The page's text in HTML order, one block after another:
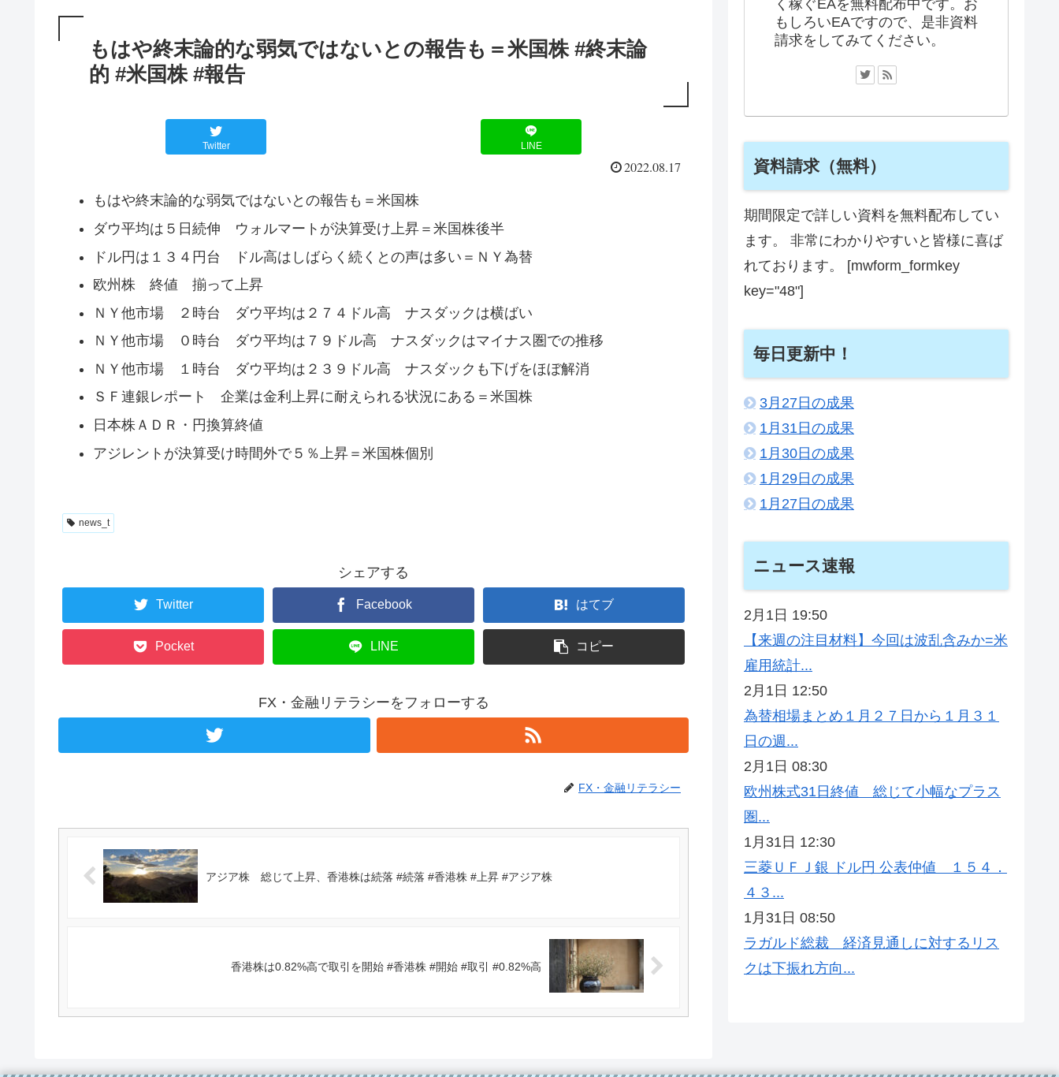
もはや終末論的な弱気ではないとの報告も＝米国株 #終末論
的 #米国株 #報告
Twitter LINE
2022.08.17
もはや終末論的な弱気ではないとの報告も＝米国株
ダウ平均は５日続伸 ウォルマートが決算受け上昇＝米国株後半
ドル円は１３４円台 ドル高はしばらく続くとの声は多い＝ＮＹ為替
欧州株 終値 揃って上昇
ＮＹ他市場 ２時台 ダウ平均は２７４ドル高 ナスダックは横ばい
ＮＹ他市場 ０時台 ダウ平均は７９ドル高 ナスダックはマイナス圏での推移
ＮＹ他市場 １時台 ダウ平均は２３９ドル高 ナスダックも下げをほぼ解消
ＳＦ連銀レポート 企業は金利上昇に耐えられる状況にある＝米国株
日本株ＡＤＲ・円換算終値
アジレントが決算受け時間外で５％上昇＝米国株個別
news_t
シェアする
Twitter Facebook はてブ
Pocket LINE コピー
FX・金融リテラシーをフォローする
FX・金融リテラシー
アジア株 総じて上昇、香港株は続落 #続落 #香港株 #上昇 #アジア株
香港株は0.82%高で取引を開始 #香港株 #開始 #取引 #0.82%高
く稼ぐEAを無料配布中です。お
もしろいEAですので、是非資料
請求をしてみてください。
資料請求（無料）
期間限定で詳しい資料を無料配布してい
ます。 非常にわかりやすいと皆様に喜ば
れております。 [mwform_formkey
key="48"]
毎日更新中！
3月27日の成果
1月31日の成果
1月30日の成果
1月29日の成果
1月27日の成果
ニュース速報
2月1日 19:50
【来週の注目材料】今回は波乱含みか=米
雇用統計...
2月1日 12:50
為替相場まとめ１月２７日から１月３１
日の週...
2月1日 08:30
欧州株式31日終値 総じて小幅なプラス
圏...
1月31日 12:30
三菱ＵＦＪ銀 ドル円 公表仲値 １５４．
４３...
1月31日 08:50
ラガルド総裁 経済見通しに対するリス
クは下振れ方向...